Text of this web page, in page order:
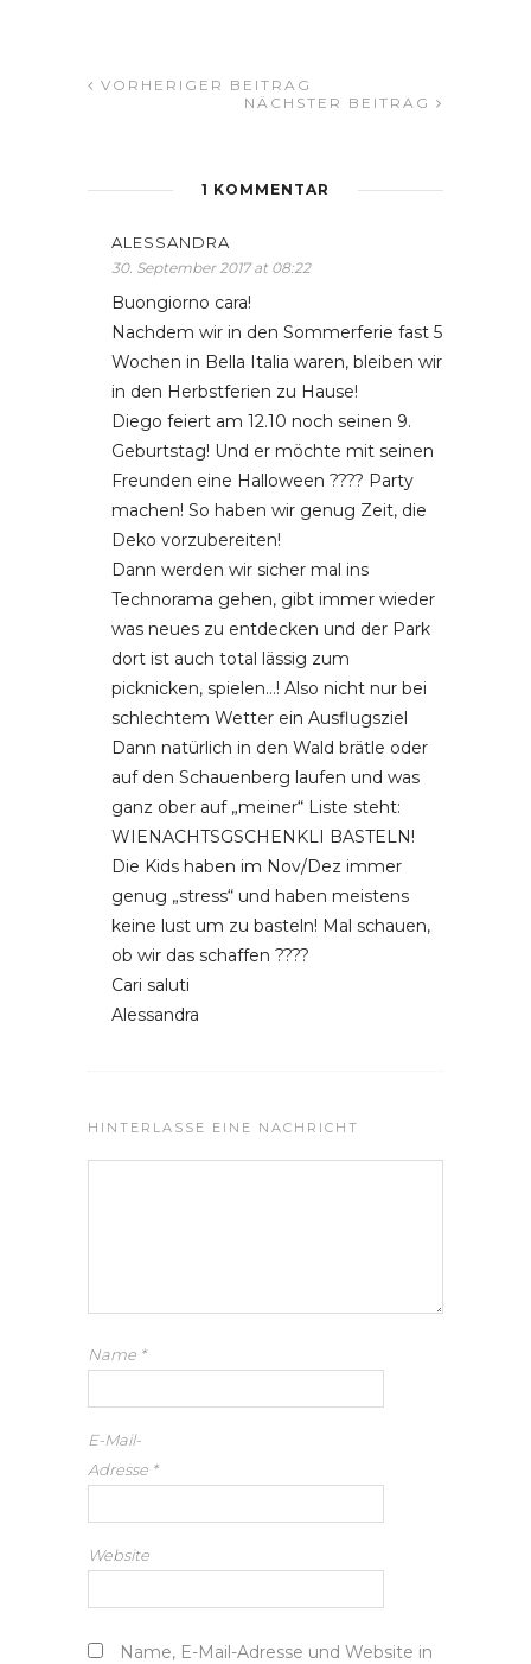
VORHERIGER BEITRAG
NÄCHSTER BEITRAG
1 KOMMENTAR
ALESSANDRA
30. September 2017 at 08:22
Buongiorno cara!
Nachdem wir in den Sommerferie fast 5
Wochen in Bella Italia waren, bleiben wir
in den Herbstferien zu Hause!
Diego feiert am 12.10 noch seinen 9.
Geburtstag! Und er möchte mit seinen
Freunden eine Halloween ???? Party
machen! So haben wir genug Zeit, die
Deko vorzubereiten!
Dann werden wir sicher mal ins
Technorama gehen, gibt immer wieder
was neues zu entdecken und der Park
dort ist auch total lässig zum
picknicken, spielen…! Also nicht nur bei
schlechtem Wetter ein Ausflugsziel
Dann natürlich in den Wald brätle oder
auf den Schauenberg laufen und was
ganz ober auf „meiner“ Liste steht:
WIENACHTSGSCHENKLI BASTELN!
Die Kids haben im Nov/Dez immer
genug „stress“ und haben meistens
keine lust um zu basteln! Mal schauen,
ob wir das schaffen ????
Cari saluti
Alessandra
HINTERLASSE EINE NACHRICHT
Name *
E-Mail-
Adresse *
Website
Name, E-Mail-Adresse und Website in